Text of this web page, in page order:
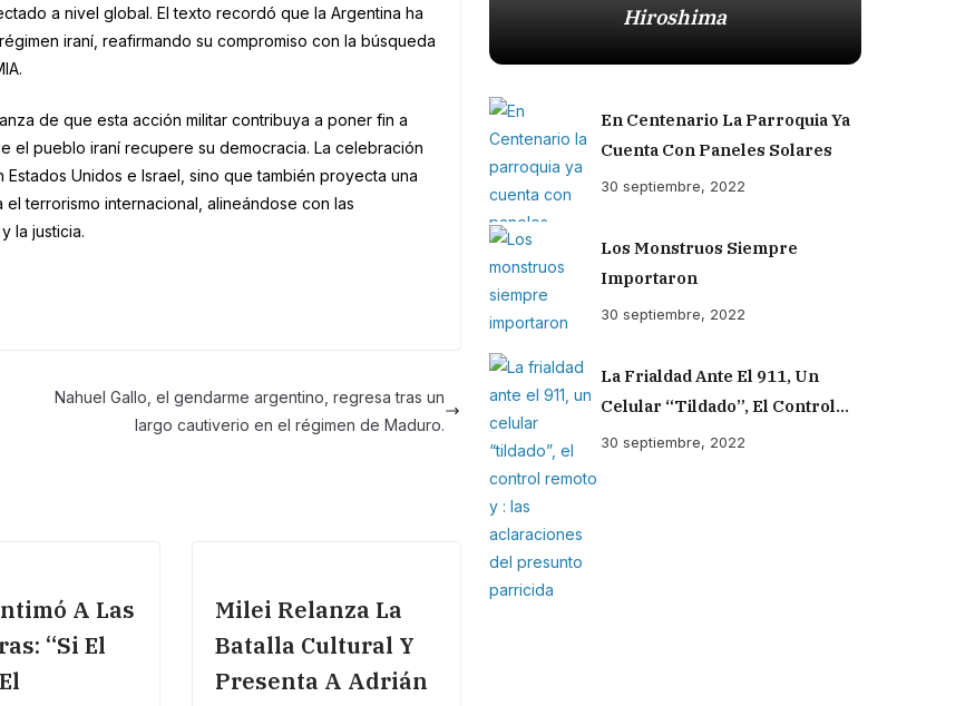
a nivel global. El texto recordó que la Argentina ha
iraní, reafirmando su compromiso con la búsqueda
de que esta acción militar contribuya a poner fin a
el pueblo iraní recupere su democracia. La celebración
Unidos e Israel, sino que también proyecta una
terrorismo internacional, alineándose con las
la justicia.
Nahuel Gallo, el gendarme argentino, regresa tras un
largo cautiverio en el régimen de Maduro.
A Las
“Si El
Milei Relanza La
Batalla Cultural Y
Presenta A Adrián
Hiroshima
En Centenario La Parroquia Ya
Cuenta Con Paneles Solares
30 septiembre, 2022
Los Monstruos Siempre
Importaron
30 septiembre, 2022
La Frialdad Ante El 911, Un
Celular “tildado”, El Control
Remoto Y : Las Aclaraciones Del
30 septiembre, 2022